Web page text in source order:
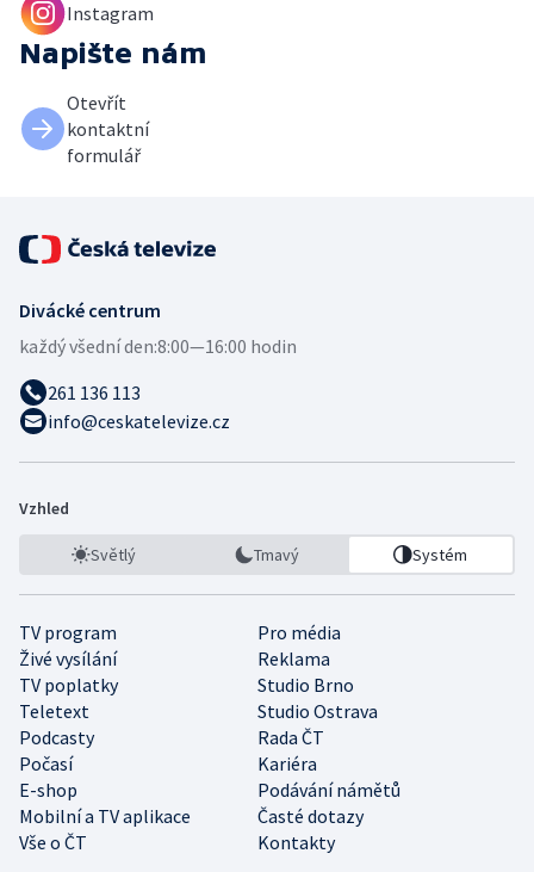
Instagram
Napište nám
Otevřít
kontaktní
formulář
Divácké centrum
každý všední den:8:00—16:00 hodin
261 136 113
info@ceskatelevize.cz
Vzhled
Světlý Tmavý Systém
TV program
Pro média
Živé vysílání
Reklama
TV poplatky
Studio Brno
Teletext
Studio Ostrava
Podcasty
Rada ČT
Počasí
Kariéra
E-shop
Podávání námětů
Mobilní a TV aplikace
Časté dotazy
Vše o ČT
Kontakty